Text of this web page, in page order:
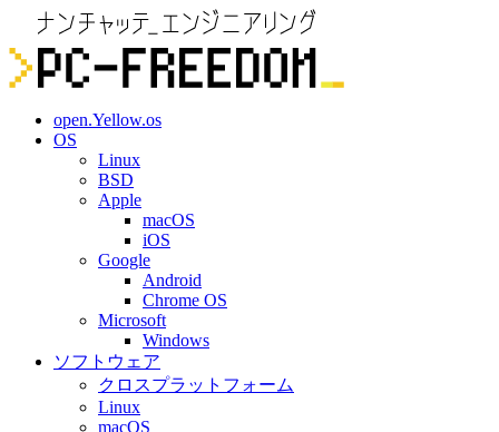
open.Yellow.os
OS
Linux
BSD
Apple
macOS
iOS
Google
Android
Chrome OS
Microsoft
Windows
ソフトウェア
クロスプラットフォーム
Linux
macOS